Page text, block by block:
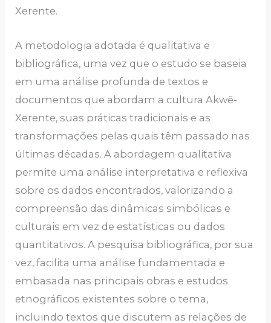
Xerente.
A metodologia adotada é qualitativa e
bibliográfica, uma vez que o estudo se baseia
em uma análise profunda de textos e
documentos que abordam a cultura Akwẽ-
Xerente, suas práticas tradicionais e as
transformações pelas quais têm passado nas
últimas décadas. A abordagem qualitativa
permite uma análise interpretativa e reflexiva
sobre os dados encontrados, valorizando a
compreensão das dinâmicas simbólicas e
culturais em vez de estatísticas ou dados
quantitativos. A pesquisa bibliográfica, por sua
vez, facilita uma análise fundamentada e
embasada nas principais obras e estudos
etnográficos existentes sobre o tema,
incluindo textos que discutem as relações de